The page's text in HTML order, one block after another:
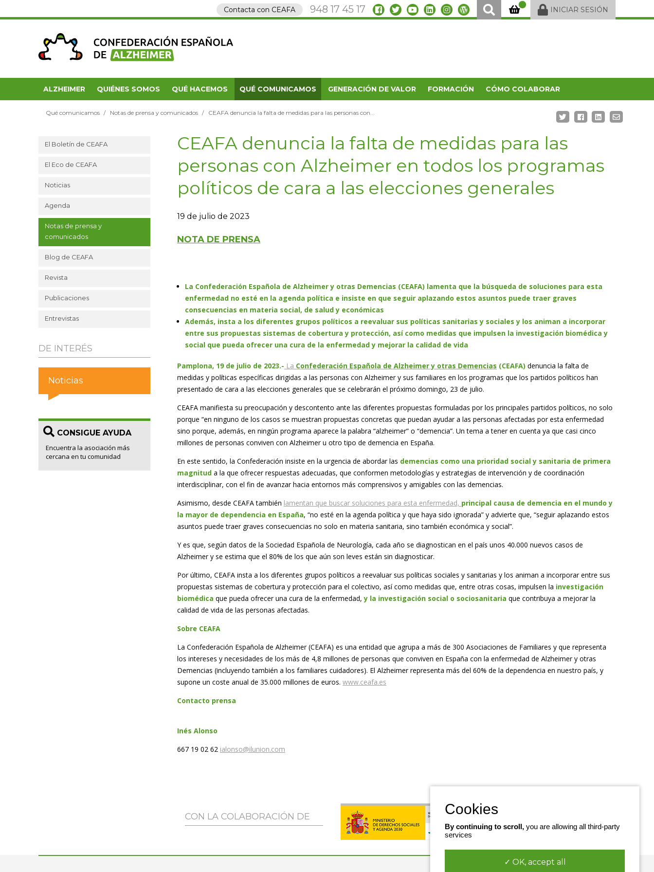
Contacta con CEAFA 948 17 45 17 INICIAR SESIÓN
ALZHEIMER QUIÉNES SOMOS QUÉ HACEMOS QUÉ COMUNICAMOS GENERACIÓN DE VALOR FORMACIÓN CÓMO COLABORAR
Qué comunicamos Notas de prensa y comunicados CEAFA denuncia la falta de medidas para las personas con...
El Boletín de CEAFA
El Eco de CEAFA
Noticias
Agenda
Notas de prensa y
comunicados
Blog de CEAFA
Revista
Publicaciones
Entrevistas
DE INTERÉS
Noticias
CONSIGUE AYUDA
Encuentra la asociación más
cercana en tu comunidad
CEAFA denuncia la falta de medidas para las
personas con Alzheimer en todos los programas
políticos de cara a las elecciones generales
19 de julio de 2023
NOTA DE PRENSA
La Confederación Española de Alzheimer y otras Demencias (CEAFA) lamenta que la búsqueda de soluciones para esta
enfermedad no esté en la agenda política e insiste en que seguir aplazando estos asuntos puede traer graves
consecuencias en materia social, de salud y económicas
Además, insta a los diferentes grupos políticos a reevaluar sus políticas sanitarias y sociales y los animan a incorporar
entre sus propuestas sistemas de cobertura y protección, así como medidas que impulsen la investigación biomédica y
social que pueda ofrecer una cura de la enfermedad y mejorar la calidad de vida
Pamplona, 19 de julio de 2023.- La Confederación Española de Alzheimer y otras Demencias (CEAFA) denuncia la falta de
medidas y políticas específicas dirigidas a las personas con Alzheimer y sus familiares en los programas que los partidos políticos han
presentado de cara a las elecciones generales que se celebrarán el próximo domingo, 23 de julio.
CEAFA manifiesta su preocupación y descontento ante las diferentes propuestas formuladas por los principales partidos políticos, no solo
porque “en ninguno de los casos se muestran propuestas concretas que puedan ayudar a las personas afectadas por esta enfermedad
sino porque, además, en ningún programa aparece la palabra “alzheimer” o “demencia”. Un tema a tener en cuenta ya que casi cinco
millones de personas conviven con Alzheimer u otro tipo de demencia en España.
En este sentido, la Confederación insiste en la urgencia de abordar las demencias como una prioridad social y sanitaria de primera
magnitud a la que ofrecer respuestas adecuadas, que conformen metodologías y estrategias de intervención y de coordinación
interdisciplinar, con el fin de avanzar hacia entornos más comprensivos y amigables con las demencias.
Asimismo, desde CEAFA también lamentan que buscar soluciones para esta enfermedad, principal causa de demencia en el mundo y
la mayor de dependencia en España, “no esté en la agenda política y que haya sido ignorada” y advierte que, “seguir aplazando estos
asuntos puede traer graves consecuencias no solo en materia sanitaria, sino también económica y social”.
Y es que, según datos de la Sociedad Española de Neurología, cada año se diagnostican en el país unos 40.000 nuevos casos de
Alzheimer y se estima que el 80% de los que aún son leves están sin diagnosticar.
Por último, CEAFA insta a los diferentes grupos políticos a reevaluar sus políticas sociales y sanitarias y los animan a incorporar entre sus
propuestas sistemas de cobertura y protección para el colectivo, así como medidas que, entre otras cosas, impulsen la investigación
biomédica que pueda ofrecer una cura de la enfermedad,y la investigación social o sociosanitaria que contribuya a mejorar la
calidad de vida de las personas afectadas.
Sobre CEAFA
La Confederación Española de Alzheimer (CEAFA) es una entidad que agrupa a más de 300 Asociaciones de Familiares y que representa
los intereses y necesidades de los más de 4,8 millones de personas que conviven en España con la enfermedad de Alzheimer y otras
Demencias (incluyendo también a los familiares cuidadores). El Alzheimer representa más del 60% de la dependencia en nuestro país, y
supone un coste anual de 35.000 millones de euros. www.ceafa.es
Contacto prensa
Inés Alonso
667 19 02 62 ialonso@ilunion.com
CON LA COLABORACIÓN DE
By continuing to scroll, you are allowing all third-party
services
✓ OK, accept all